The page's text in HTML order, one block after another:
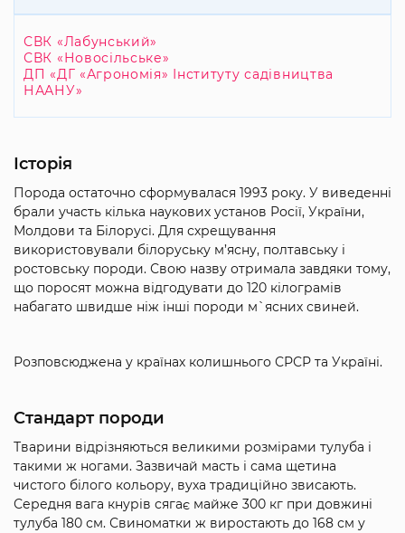
СВК «Лабунський»
СВК «Новосільське»
ДП «ДГ «Агрономія» Інституту садівництва
НААНУ»
Історія
Порода остаточно сформувалася 1993 року. У виведенні
брали участь кілька наукових установ Росії, України,
Молдови та Білорусі. Для схрещування
використовували білоруську м’ясну, полтавську і
ростовську породи. Свою назву отримала завдяки тому,
що поросят можна відгодувати до 120 кілограмів
набагато швидше ніж інші породи м`ясних свиней.
Розповсюджена у країнах колишнього СРСР та Україні.
Стандарт породи
Тварини відрізняються великими розмірами тулуба і
такими ж ногами. Зазвичай масть і сама щетина
чистого білого кольору, вуха традиційно звисають.
Середня вага кнурів сягає майже 300 кг при довжині
тулуба 180 см. Свиноматки ж виростають до 168 см у